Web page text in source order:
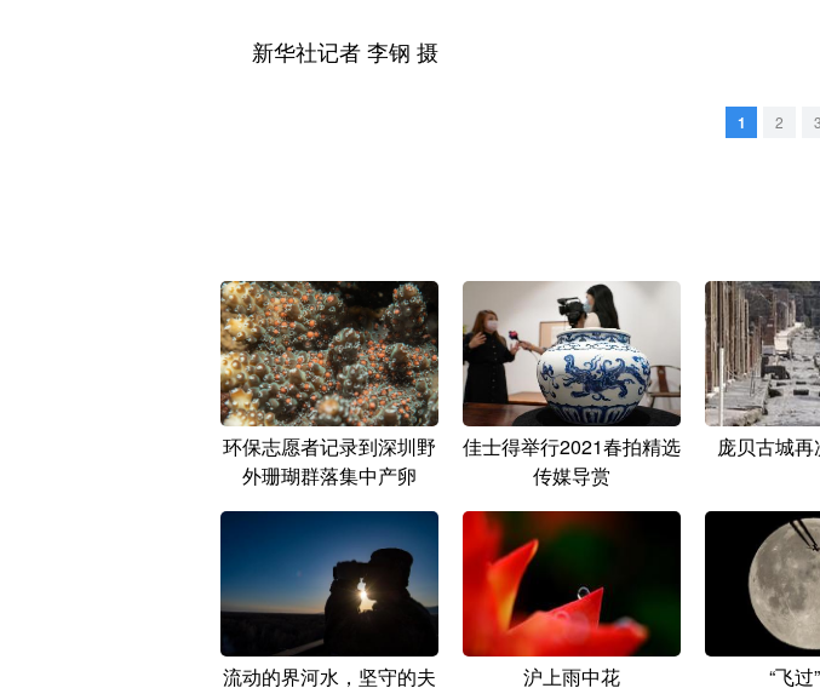
新华社记者 李钢 摄
1 2 3
环保志愿者记录到深圳野
外珊瑚群落集中产卵
佳士得举行2021春拍精选
传媒导赏
庞贝古城
流动的界河水，坚守的夫 沪上雨中花 “飞过